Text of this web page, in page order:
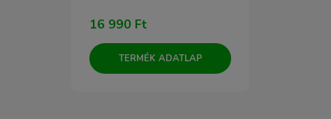
16 990 Ft
TERMÉK ADATLAP